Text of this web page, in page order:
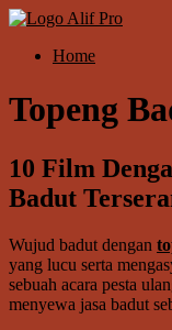
Skip
content
Alif
Menu Home
Topeng
10 Film
Badut
Wujud badut dengan
yang lucu serta
sebuah acara pesta
menyewa jasa badut